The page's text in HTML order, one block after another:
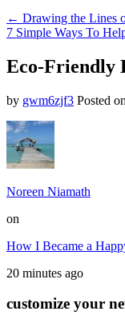
← Drawing the Lines
7 Simple Ways To
Eco-Friendly
by gwm6zjf3 Posted on
Noreen Niamath
on
How I Became a
20 minutes ago
customize your